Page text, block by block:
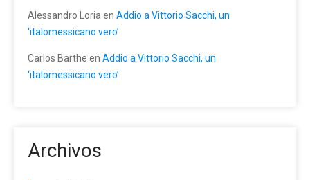
Alessandro Loria en Addio a Vittorio Sacchi, un
‘italomessicano vero’
Carlos Barthe en Addio a Vittorio Sacchi, un
‘italomessicano vero’
Archivos